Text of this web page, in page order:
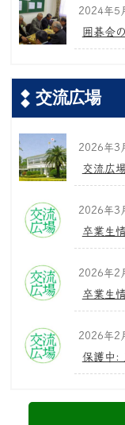
2024年5
囲碁会
交流広場
2026年3
交流広
2026年3
卒業生
2026年2
卒業生
2026年2
保護中: